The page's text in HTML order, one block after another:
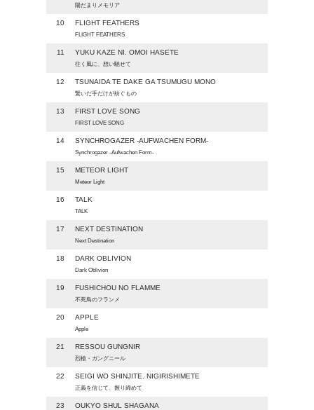
陽だまりメモリア
10 FLIGHT FEATHERS
FLIGHT FEATHERS
11 YUKU KAZE NI. OMOI HASETE
往く風に、想い馳せて
12 TSUNAIDA TE DAKE GA TSUMUGU MONO
繋いだ手だけが紡ぐもの
13 FIRST LOVE SONG
FIRST LOVE SONG
14 SYNCHROGAZER -AUFWACHEN FORM-
Synchrogazer -Aufwachen Form-
15 METEOR LIGHT
Meteor Light
16 TALK
TALK
17 NEXT DESTINATION
Next Destination
18 DARK OBLIVION
Dark Oblivion
19 FUSHICHOU NO FLAMME
不死鳥のフランメ
20 APPLE
Apple
21 RESSOU GUNGNIR
烈槍・ガングニール
22 SEIGI WO SHINJITE. NIGIRISHIMETE
正義を信じて、握り締めて
23 OUKYO SHUL SHAGANA